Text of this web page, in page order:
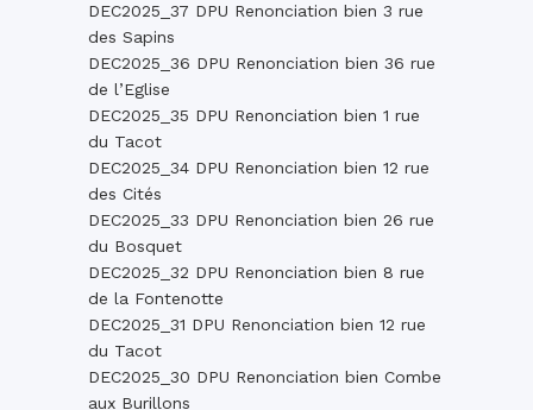
DEC2025_37 DPU Renonciation bien 3 rue
des Sapins
DEC2025_36 DPU Renonciation bien 36 rue
de l’Eglise
DEC2025_35 DPU Renonciation bien 1 rue
du Tacot
DEC2025_34 DPU Renonciation bien 12 rue
des Cités
DEC2025_33 DPU Renonciation bien 26 rue
du Bosquet
DEC2025_32 DPU Renonciation bien 8 rue
de la Fontenotte
DEC2025_31 DPU Renonciation bien 12 rue
du Tacot
DEC2025_30 DPU Renonciation bien Combe
aux Burillons